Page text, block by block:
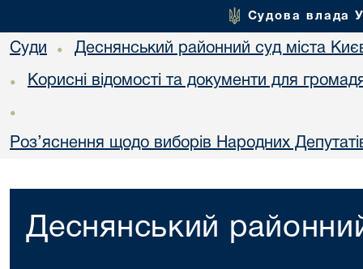
Судова влада
Суди • Деснянський районний суд міста
• Корисні відомості та документи для
•
Роз’яснення щодо виборів Народних
Деснянський